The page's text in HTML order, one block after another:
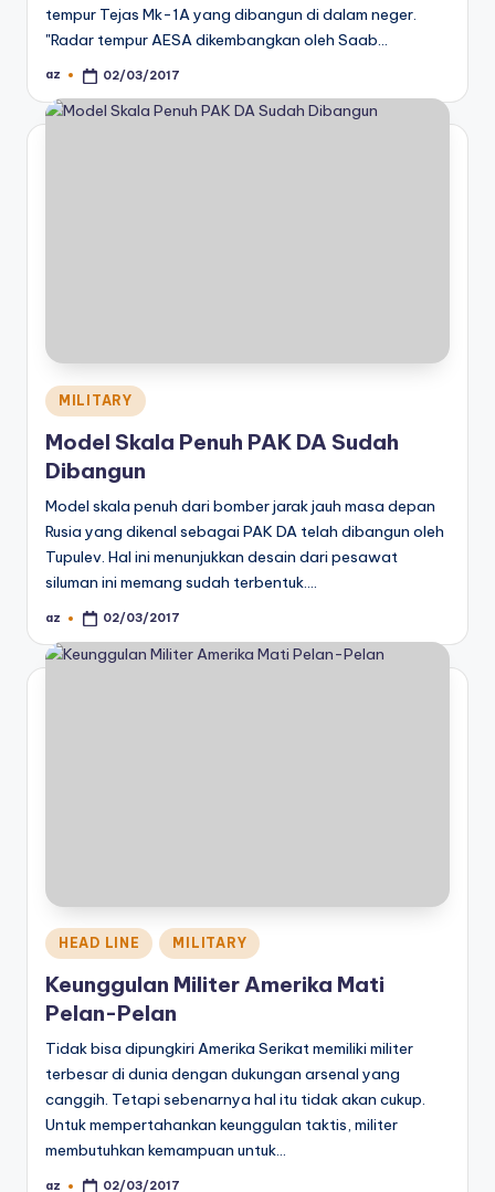
tempur Tejas Mk-1A yang dibangun di dalam neger.
"Radar tempur AESA dikembangkan oleh Saab…
Posted
az 02/03/2017
Posted
in
MILITARY
Model Skala Penuh PAK DA Sudah
Dibangun
Model skala penuh dari bomber jarak jauh masa depan
Rusia yang dikenal sebagai PAK DA telah dibangun oleh
Tupulev. Hal ini menunjukkan desain dari pesawat
siluman ini memang sudah terbentuk.…
Posted
az 02/03/2017
Posted
in
HEAD LINE MILITARY
Keunggulan Militer Amerika Mati
Pelan-Pelan
Tidak bisa dipungkiri Amerika Serikat memiliki militer
terbesar di dunia dengan dukungan arsenal yang
canggih. Tetapi sebenarnya hal itu tidak akan cukup.
Untuk mempertahankan keunggulan taktis, militer
membutuhkan kemampuan untuk…
az 02/03/2017